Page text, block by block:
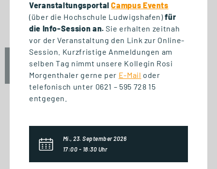
Ausbildung der Ausbilder
(AdA-Schein)
Mo., 5. Oktober 2026
16:30 Uhr
Basics of Business
Administration
VeranstaltungsportalCampus Events
(über die Hochschule Ludwigshafen)für
die Info-Session an. Sie erhalten zeitnah
vor der Veranstaltung den Link zur Online-
Session. Kurzfristige Anmeldungen am
selben Tag nimmt unsere Kollegin Rosi
Morgenthaler gerne per E-Mail oder
telefonisch unter 0621 – 595 728 15
entgegen.
Mi., 23. September 2026
17:00 - 18:30 Uhr